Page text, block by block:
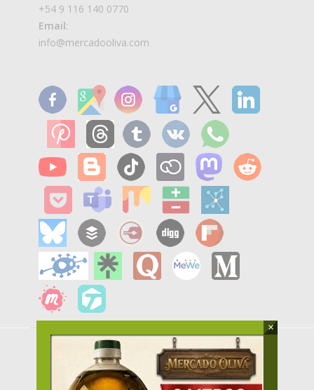
+54 9 116 140 0770
Email:
info@mercadooliva.com
HOME
×